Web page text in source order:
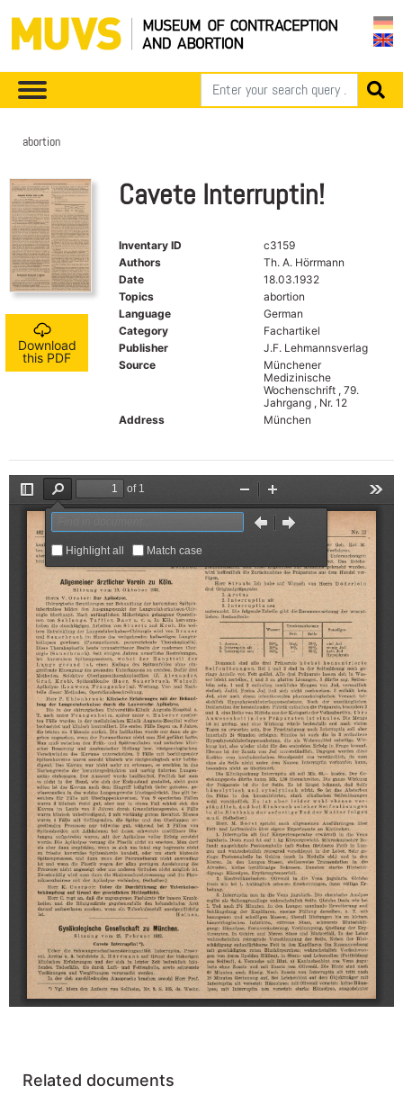
abortion
Download
this PDF
Cavete Interruptin!
Inventary ID
c3159
Authors
Th. A. Hörrmann
Date
18.03.1932
Topics
abortion
Language
German
Category
Fachartikel
Publisher
J.F. Lehmannsverlag
Source
Münchener
Medizinische
Wochenschrift , 79.
Jahrgang , Nr. 12
Address
München
Related documents